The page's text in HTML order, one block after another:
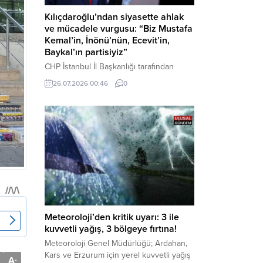
A-
Kılıçdaroğlu’ndan siyasette ahlak
ve mücadele vurgusu: “Biz Mustafa
Kemal’in, İnönü’nün, Ecevit’in,
Baykal’ın partisiyiz”
CHP İstanbul İl Başkanlığı tarafından
düzenlenen Üye Katılım Töreni’nde
konuşan Kemal Kılıçdaroğlu; partinin
beşli çetelerle mücadeleden Aile
Destekleri Sigortası’na kadar birçok kritik
konuda sert ve net mesajlar verdi. Haber
Merkezi – CHP Genel Başkanı Kemal
Kılıçdaroğlu, Rauf Denktaş Kültür
Merkezi’nde gerçekleştirilen ve yeni
üyelere rozetlerinin takıldığı...
26.07.2026 00:46 0
Meteoroloji’den kritik uyarı: 3 ile
kuvvetli yağış, 3 bölgeye fırtına!
Meteoroloji Genel Müdürlüğü; Ardahan,
Kars ve Erzurum için yerel kuvvetli yağış